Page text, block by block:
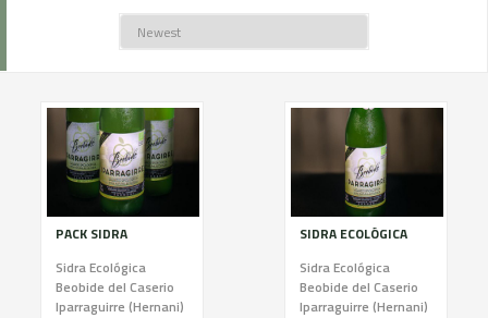
PACK SIDRA
Sidra Ecológica
Beobide del Caserio
Iparraguirre (Hernani)
SIDRA ECOLÓGICA
Sidra Ecológica
Beobide del Caserio
Iparraguirre (Hernani)